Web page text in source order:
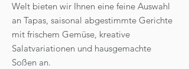
Welt bieten wir Ihnen eine feine Auswahl
an Tapas, saisonal abgestimmte Gerichte
mit frischem Gemüse, kreative
Salatvariationen und hausgemachte
Soßen an.